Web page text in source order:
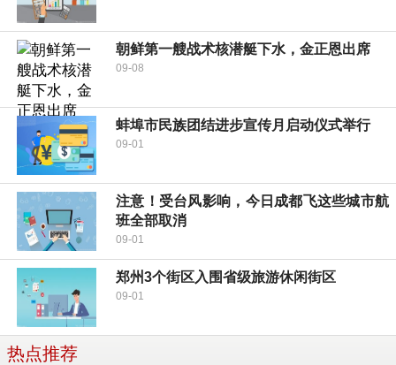
朝鲜第一艘战术核潜艇下水，金正恩出席
09-08
蚌埠市民族团结进步宣传月启动仪式举行
09-01
注意！受台风影响，今日成都飞这些城市航
班全部取消
09-01
郑州3个街区入围省级旅游休闲街区
09-01
热点推荐